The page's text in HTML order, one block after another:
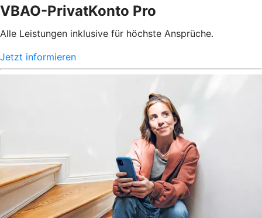
VBAO-PrivatKonto Pro
Alle Leistungen inklusive für höchste Ansprüche.
Jetzt informieren